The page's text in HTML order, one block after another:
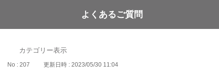
WAON POINT
よくあるご質問
カテゴリー表示
No : 207 更新日時 : 2023/05/30 11:04